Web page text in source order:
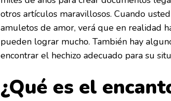
otros artículos maravillosos. Cuando
amuletos de amor, verá que en realidad
pueden lograr mucho. También hay
encontrar el hechizo adecuado para su
¿Qué es el